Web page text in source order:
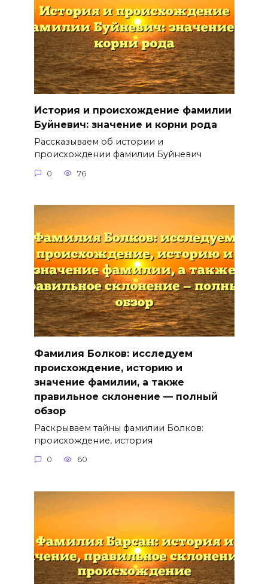
История и происхождение фамилии
Буйневич: значение и корни рода
Рассказываем об истории и
происхождении фамилии Буйневич
0 76
Фамилия Болков: исследуем
происхождение, историю и
значение фамилии, а также
правильное склонение — полный
обзор
Раскрываем тайны фамилии Болков:
происхождение, история
0 60